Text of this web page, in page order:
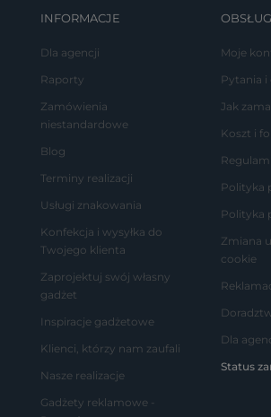
INFORMACJE
Dla agencji
Raporty
Zamówienia
niestandardowe
Blog
Terminy realizacji
Usługi znakowania
Konfekcja i wysyłka do
Twojego klienta
Zaprojektuj swój własny
gadżet
Inspiracje gadżetowe
Klienci, którzy nam zaufali
Nasze realizacje
Gadżety reklamowe -
Moje
Pytania
Jak
Koszt i
Polityka
Polityka
Zmiana
cookie
Dla
Status